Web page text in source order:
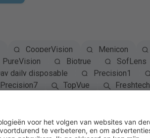
CooperVision Menicon
PureVision Biotrue SofLens
daily disposable Precision1
Precision7 TopVue Freshtech